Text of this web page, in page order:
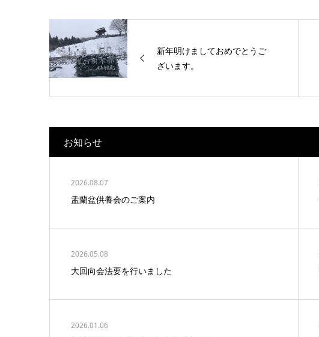
新年明けましておめでとうご
ざいます。
お知らせ
2026.08.07
盂蘭盆供養会のご案内
2026.05.08
大回向会法要を行いました
2026.01.06